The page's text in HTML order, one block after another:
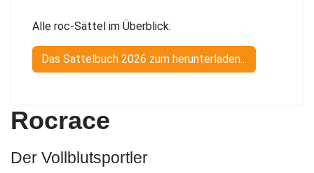
Alle roc-Sättel im Überblick:
Das Sattelbuch 2026 zum herunterladen...
Rocrace
Der Vollblutsportler